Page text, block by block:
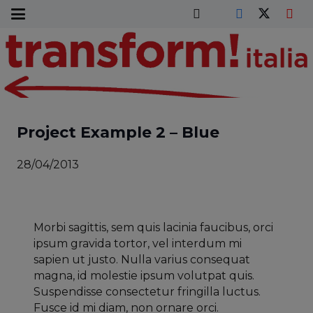
Project Example 2 – Blue
28/04/2013
Morbi sagittis, sem quis lacinia faucibus, orci
ipsum gravida tortor, vel interdum mi
sapien ut justo. Nulla varius consequat
magna, id molestie ipsum volutpat quis.
Suspendisse consectetur fringilla luctus.
Fusce id mi diam, non ornare orci.